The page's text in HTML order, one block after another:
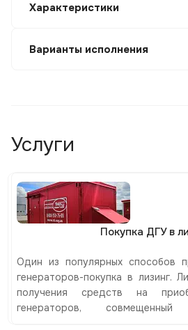
Характеристики
Варианты исполнения
Услуги
Покупка ДГУ в
Один из популярных способов
генераторов-покупка в лизинг.
получения средств на
генераторов,